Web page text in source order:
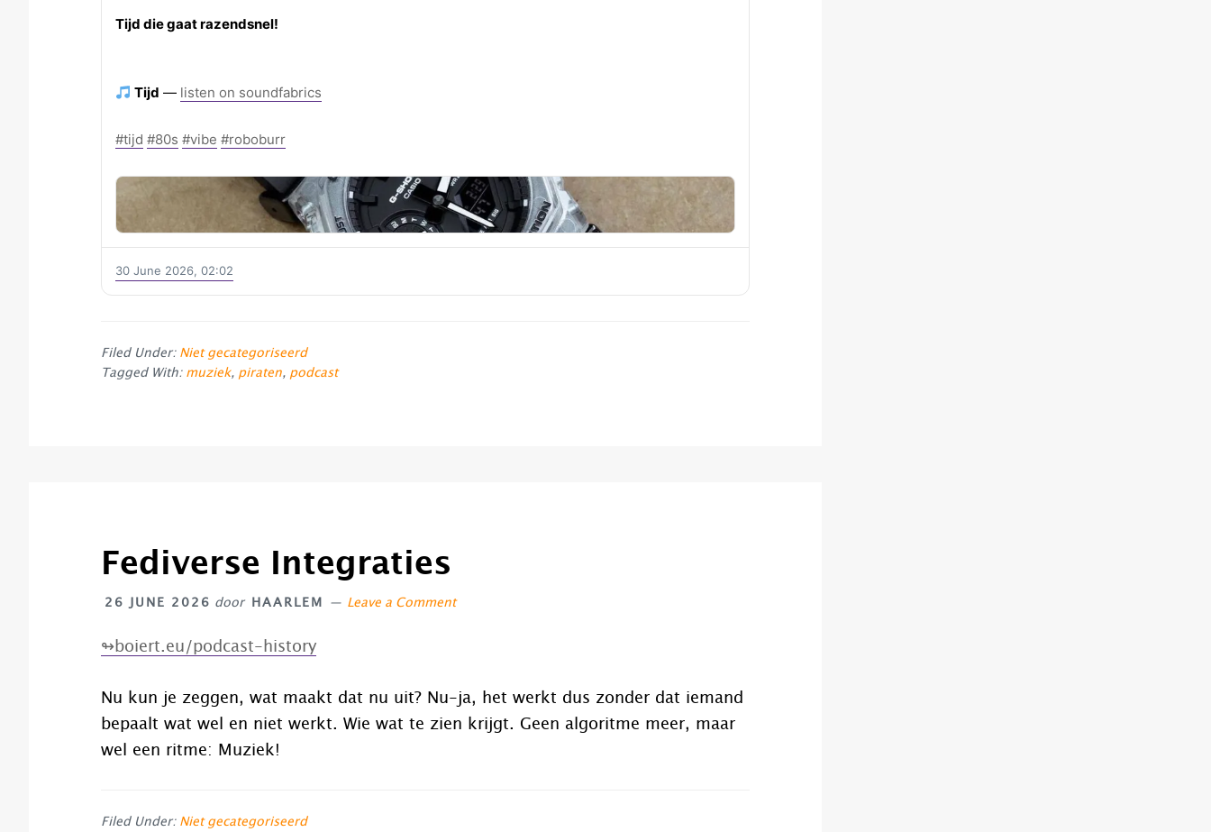
Tijd die gaat razendsnel!
Tijd — listen on soundfabrics
#tijd #80s #vibe #roboburr
30 June 2026, 02:02
Filed Under: Niet gecategoriseerd
Tagged With: muziek, piraten, podcast
Fediverse Integraties
26 JUNE 2026 door HAARLEM Leave a Comment
↬boiert.eu/podcast-history
Nu kun je zeggen, wat maakt dat nu uit? Nu-ja, het werkt dus zonder dat iemand
bepaalt wat wel en niet werkt. Wie wat te zien krijgt. Geen algoritme meer, maar
wel een ritme: Muziek!
Filed Under: Niet gecategoriseerd